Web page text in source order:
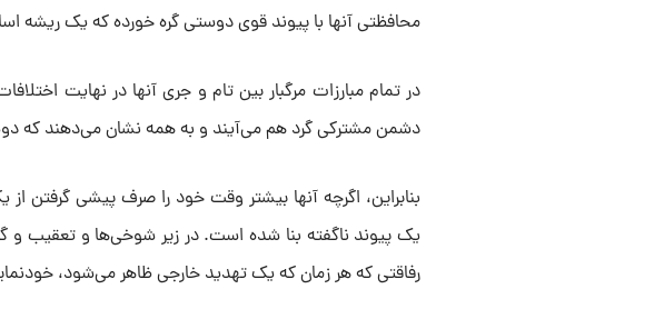
محافظتی آنها با پیوند قوی دوستی گره خورده که یک ریشه
در تمام مبارزات مرگبار بین تام و جری آنها در نهایت
دشمن مشترکی گرد هم می‌آیند و به همه نشان می‌دهند که
بنابراین، اگرچه آنها بیشتر وقت خود را صرف پیشی گرفتن
یک پیوند ناگفته بنا شده است. در زیر شوخی‌ها و تعقیب و
رفاقتی که هر زمان که یک تهدید خارجی ظاهر می‌شود،